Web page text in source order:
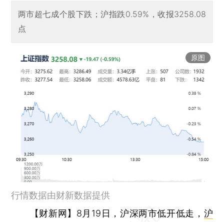
两市超七成个股下跌；沪指跌0.59%，收报3258.08
点
原图
行情数据由财新数据提供
【财新网】 8月19日，沪深两市低开低走， 沪